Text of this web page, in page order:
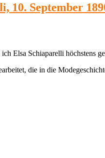
10. September
Elsa Schiaparelli höchstens
die in die